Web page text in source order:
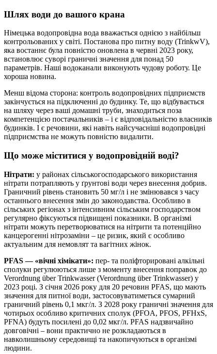
Шлях води до вашого крана
Німецька водопровідна вода вважається однією з найбільш
контрольованих у світі. Постанова про питну воду (TrinkwV),
яка востаннє була повністю оновлена в червні 2023 року,
встановлює суворі граничні значення для понад 50
параметрів. Наші водоканали виконують чудову роботу. Це
хороша новина.
Менш відома сторона: контроль водопровідних підприємств
закінчується на підключенні до будинку. Те, що відбувається
на шляху через ваші домашні труби, знаходиться поза
компетенцією постачальників – і є відповідальністю власників
будинків. І є речовини, які навіть найсучасніші водопровідні
підприємства не можуть повністю видалити.
Що може міститися у водопровідній воді?
Нітрати: у районах сільськогосподарського використання
нітрати потрапляють у ґрунтові води через внесення добрив.
Граничний рівень становить 50 мг/л і не змінювався з часу
останнього внесення змін до законодавства. Особливо в
сільських регіонах з інтенсивним сільським господарством
регулярно фіксуються підвищені показники. В організмі
нітрати можуть перетворюватися на нітрити та потенційно
канцерогенні нітрозаміни – це ризик, який є особливо
актуальним для немовлят та вагітних жінок.
PFAS — «вічні хімікати»: пер- та поліфторировані алкільні
сполуки регулюються лише з моменту внесення поправок до
Verordnung über Trinkwasser (Verordnung über Trinkwasser) у
2023 році. З січня 2026 року для 20 речовин PFAS, що мають
значення для питної води, застосовуватиметься сумарний
граничний рівень 0,1 мкг/л. З 2028 року граничні значення для
чотирьох особливо критичних сполук (PFOA, PFOS, PFHxS,
PFNA) будуть посилені до 0,02 мкг/л. PFAS надзвичайно
довговічні – вони практично не розкладаються в
навколишньому середовищі та накопичуються в організмі
людини.